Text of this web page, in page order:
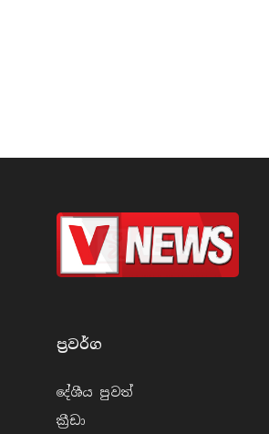
ප්‍රවර්​ග
දේශීය පුව​ත්
ක්‍රී​ඩා